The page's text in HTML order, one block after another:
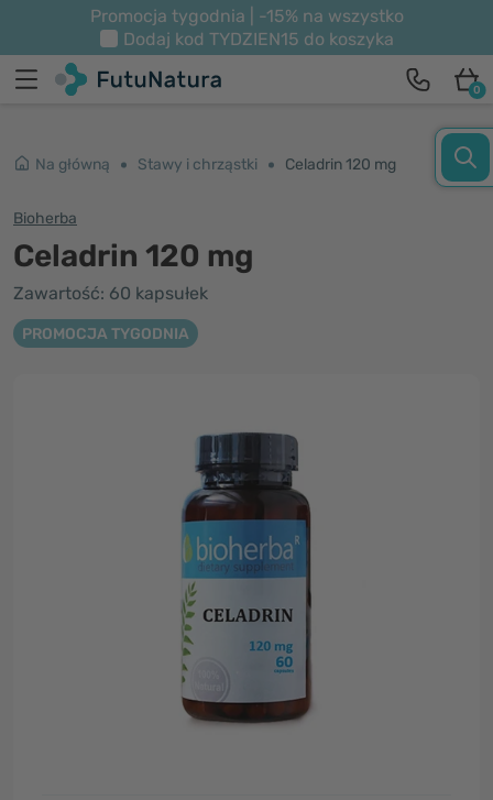
Promocja tygodnia | -15% na wszystko
Dodaj kod TYDZIEN15 do koszyka
0
Na główną Stawy i chrząstki Celadrin 120 mg
Bioherba
Celadrin 120 mg
Zawartość: 60 kapsułek
PROMOCJA TYGODNIA